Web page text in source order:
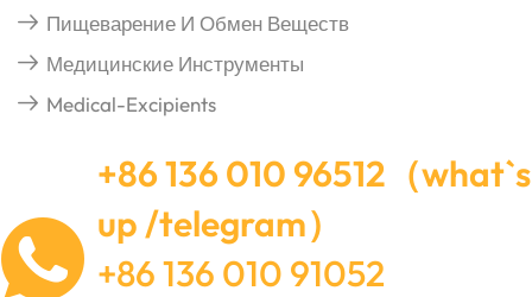
Пищеварение И Обмен Веществ
Медицинские Инструменты
Medical-Excipients
+86 136 010 96512（what`s
up /telegram）
+86 136 010 91052